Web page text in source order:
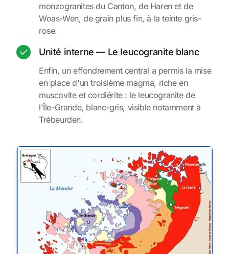
monzogranites du Canton, de Haren et de
Woas-Wen, de grain plus fin, à la teinte gris-
rose.
Unité interne — Le leucogranite blanc
Enfin, un effondrement central a permis la mise
en place d'un troisième magma, riche en
muscovite et cordiérite : le leucogranite de
l'Île-Grande, blanc-gris, visible notamment à
Trébeurden.